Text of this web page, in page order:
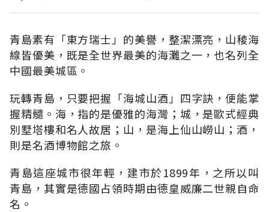
青島素有「東方瑞士」的美譽，整潔漂亮，山稜海
線皆優美，既是全世界最美的海灘之一，也名列全
中國最美城區。
玩轉青島，只要把握「海城山酒」四字訣，便能掌
握精髓。海，指的是優雅的海灣；城，是歐式經典
別墅塔樓和名人故居；山，是海上仙山嶗山；酒，
則是名酒博物館之旅。
青島這座城市很年輕，建市於1899年，之所以叫
青島，其實是德國占領時期由德皇威廉二世親自命
名。